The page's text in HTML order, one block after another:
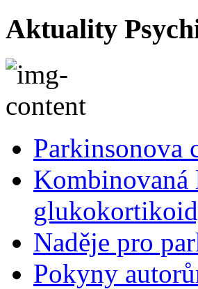
Aktuality
Parkinsonova
Kombinovaná
Naděje pro
Pokyny